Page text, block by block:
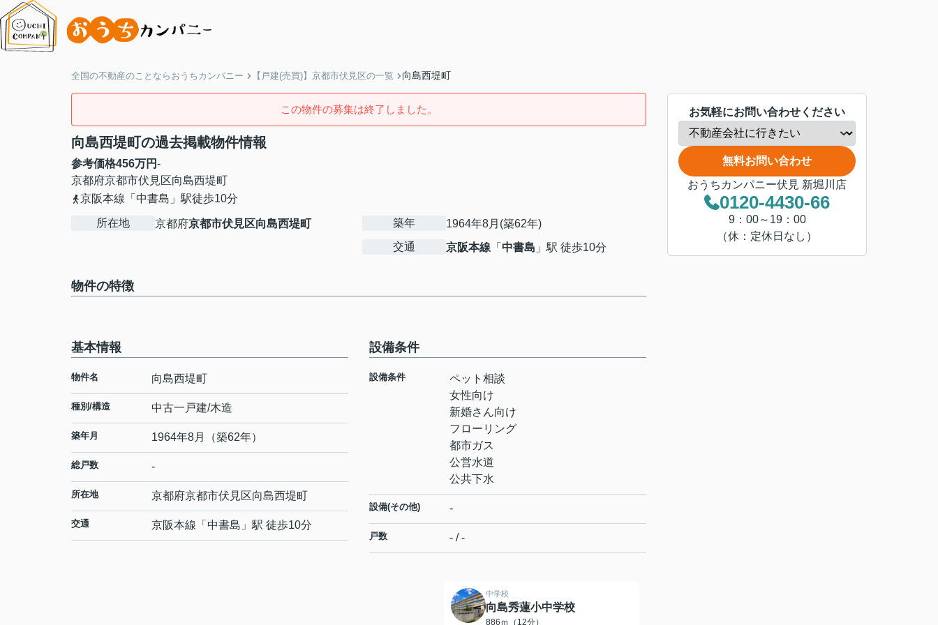
全国の不動産のことならおうちカンパニー 【戸建(売買)】京都市伏見区の一覧 向島西堤町
この物件の募集は終了しました。
向島西堤町の過去掲載物件情報
参考価格456万円-
京都府京都市伏見区向島西堤町
京阪本線「中書島」駅徒歩10分
所在地 京都府京都市伏見区向島西堤町 築年
1964年8月(築62年)
交通
京阪本線 「 中書島 」駅 徒歩10分
物件の特徴
基本情報
物件名 向島西堤町
種別/構造 中古一戸建/木造
築年月 1964年8月（築62年）
総戸数 -
所在地 京都府京都市伏見区向島西堤町
交通 京阪本線 「 中書島 」駅 徒歩10分
設備条件
設備条件
ペット相談
女性向け
新婚さん向け
フローリング
都市ガス
公営水道
公共下水
設備(その他) -
戸数 - / -
中学校
向島秀蓮小中学校
886ｍ（12分）
お気軽にお問い合わせください
無料お問い合わせ
おうちカンパニー伏見 新堀川店
0120-4430-66
9：00～19：00
（休：定休日なし）